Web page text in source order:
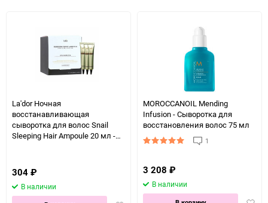
La'dor Ночная
восстанавливающая
сыворотка для волос Snail
Sleeping Hair Ampoule 20 мл -
304 ₽
В наличии
MOROCCANOIL Mending
Infusion - Сыворотка для
восстановления волос 75 мл
1
3 208 ₽
В наличии